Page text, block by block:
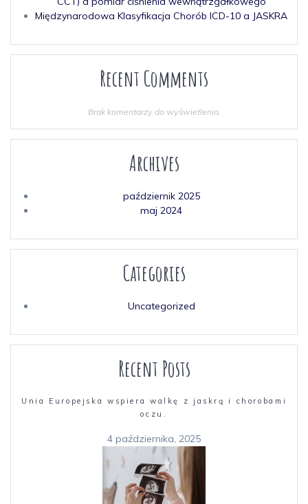
Międzynarodowa Klasyfikacja Chorób ICD-10 a JASKRA
Recent Comments
Brak komentarzy do wyświetlenia.
Archives
październik 2025
maj 2024
Categories
Uncategorized
Recent Posts
Unia Europejska wspiera walkę z jaskrą i chorobami
oczu.
4 października, 2025